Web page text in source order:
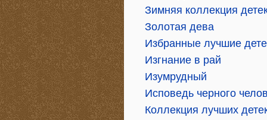
Зимняя коллекция
Золотая дева
Избранные лучшие
Изгнание в рай
Изумрудный
Исповедь черного
Коллекция лучших